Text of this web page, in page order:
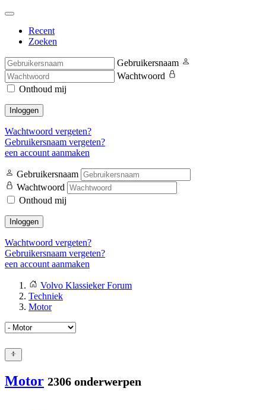
Recent
Zoeken
Gebruikersnaam
Wachtwoord
Onthoud mij
Inloggen
Wachtwoord vergeten?
Gebruikersnaam vergeten?
een account aanmaken
Gebruikersnaam
Wachtwoord
Onthoud mij
Inloggen
Wachtwoord vergeten?
Gebruikersnaam vergeten?
een account aanmaken
Volvo Klassieker Forum
Techniek
Motor
Motor 2306 onderwerpen